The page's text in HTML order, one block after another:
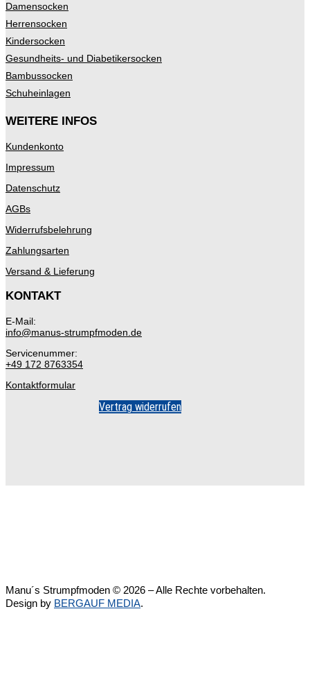
Damensocken
Herrensocken
Kindersocken
Gesundheits- und Diabetikersocken
Bambussocken
Schuheinlagen
WEITERE INFOS
Kundenkonto
Impressum
Datenschutz
AGBs
Widerrufsbelehrung
Zahlungsarten
Versand & Lieferung
KONTAKT
E-Mail:
info@manus-strumpfmoden.de
Servicenummer:
+49 172 8763354
Kontaktformular
Vertrag widerrufen
Manu´s Strumpfmoden © 2026 – Alle Rechte vorbehalten.
Design by BERGAUF MEDIA.